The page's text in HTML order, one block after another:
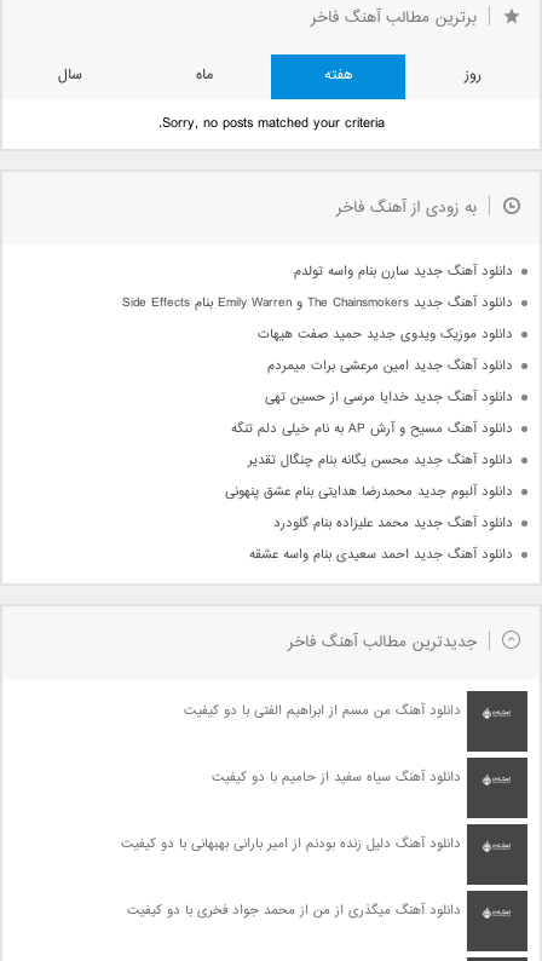
برترین مطالب آهنگ فاخر
روز هفته ماه
سال
Sorry, no posts matched your criteria.
به زودی از آهنگ فاخر
دانلود آهنگ جدید سارن بنام واسه تولدم
دانلود آهنگ جدید The Chainsmokers و Emily Warren بنام Side Effects
دانلود موزیک ویدوی جدید حمید صفت هیهات
دانلود آهنگ جدید امین مرعشی برات میمردم
دانلود آهنگ جدید خدایا مرسی از حسین تهی
دانلود آهنگ مسیح و آرش AP به نام خیلی دلم تنگه
دانلود آهنگ جدید محسن یگانه بنام چنگال تقدیر
دانلود آلبوم جدید محمدرضا هدایتی بنام عشق پنهونی
دانلود آهنگ جدید محمد علیزاده بنام گلودرد
دانلود آهنگ جدید احمد سعیدی بنام واسه عشقه
جدیدترین مطالب آهنگ فاخر
دانلود آهنگ من مسم از ابراهیم الفتی با دو کیفیت
دانلود آهنگ سیاه سفید از حامیم با دو کیفیت
دانلود آهنگ دلیل زنده بودنم از امیر بارانی بهبهانی با دو کیفیت
دانلود آهنگ میگذری از من از محمد جواد فخری با دو کیفیت